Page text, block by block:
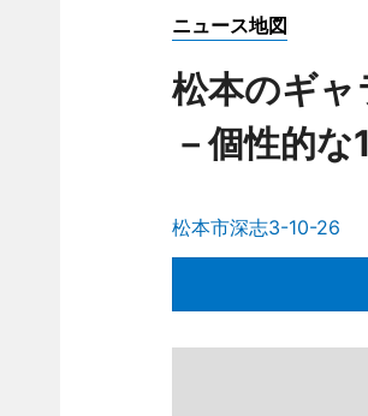
ニュース地図
松本のギ
－個性的
松本市深志3-10-26